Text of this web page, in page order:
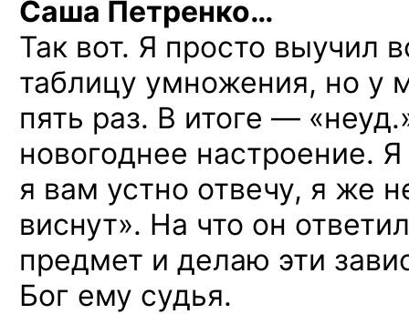
Саша Петренко…
Так вот. Я просто выучил
таблицу умножения, но у
пять раз. В итоге —
новогоднее настроение.
я вам устно отвечу, я же
виснут». На что он
предмет и делаю эти
Бог ему судья.